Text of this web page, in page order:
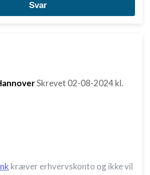
Svar
Skrevet 02-08-2024kl.
kræver erhvervskonto og ikke vil